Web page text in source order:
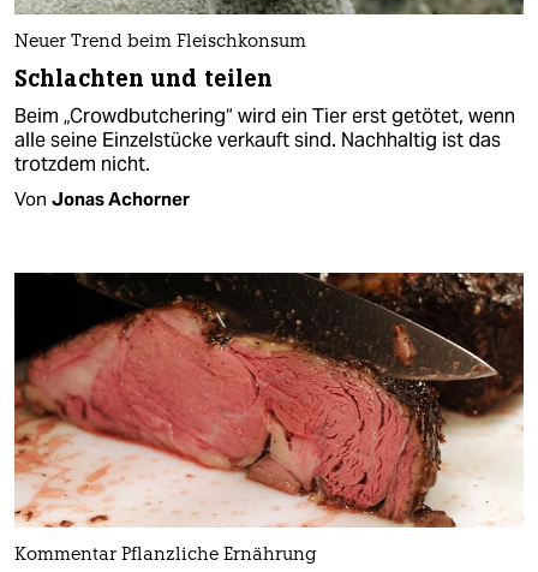
Neuer Trend beim Fleischkonsum
Schlachten und teilen
Beim „Crowdbutchering“ wird ein Tier erst getötet, wenn
alle seine Einzelstücke verkauft sind. Nachhaltig ist das
trotzdem nicht.
Von Jonas Achorner
Kommentar Pflanzliche Ernährung